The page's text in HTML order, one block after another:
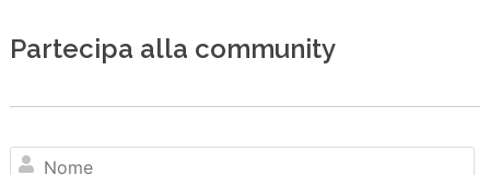
Partecipa alla community